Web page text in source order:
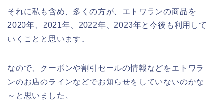
それに私も含め、多くの方が、エトワランの商品を
2020年、2021年、2022年、2023年と今後も利用して
いくことと思います。
なので、クーポンや割引セールの情報などをエトワラ
ンのお店のラインなどでお知らせをしていないのかな
～と思いました。